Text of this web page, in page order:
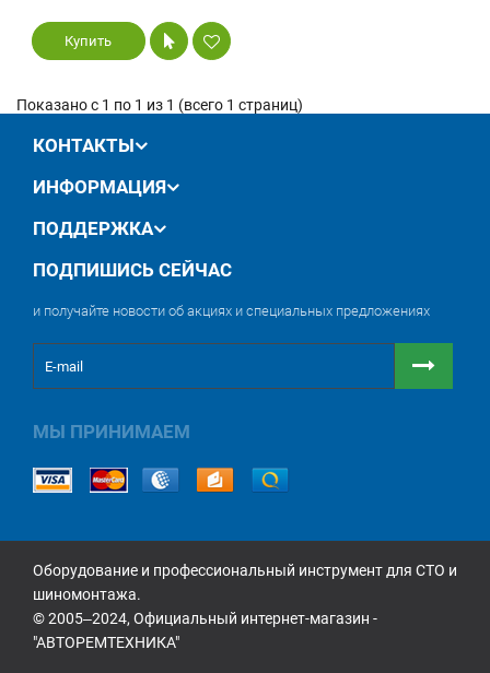
Купить
Показано с 1 по 1 из 1 (всего 1 страниц)
КОНТАКТЫ
ИНФОРМАЦИЯ
ПОДДЕРЖКА
ПОДПИШИСЬ СЕЙЧАС
и получайте новости об акциях и специальных предложениях
МЫ ПРИНИМАЕМ
Оборудование и профессиональный инструмент для СТО и
шиномонтажа.
© 2005‒2024, Официальный интернет-магазин -
"АВТОРЕМТЕХНИКА"